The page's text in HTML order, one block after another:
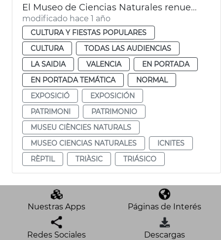
El Museo de Ciencias Naturales renueva parte de su museografía
modificado hace 1 año
CULTURA Y FIESTAS POPULARES
CULTURA
TODAS LAS AUDIENCIAS
LA SAIDIA
VALENCIA
EN PORTADA
EN PORTADA TEMÁTICA
NORMAL
EXPOSICIÓ
EXPOSICIÓN
PATRIMONI
PATRIMONIO
MUSEU CIÈNCIES NATURALS
MUSEO CIENCIAS NATURALES
ICNITES
RÈPTIL
TRIÀSIC TRIÁSICO
Nuestras Apps Páginas de Interés
Redes Sociales Descargas